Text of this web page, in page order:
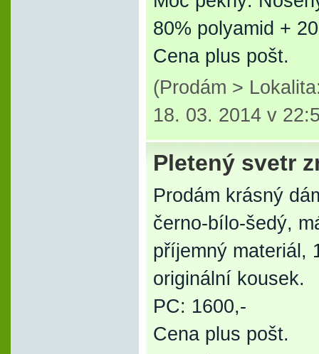
80% polyamid +
Cena plus pošt.
(Prodám >
18. 03. 2014 v
Pletený svetr
Prodám krásný
černo-bílo-šedý,
příjemný materiál,
originální kousek.
PC: 1600,-
Cena plus pošt.